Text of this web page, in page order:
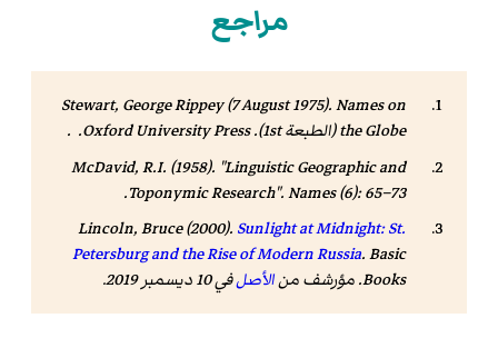
مراجع
Stewart, George Rippey (7 August 1975).Names on
the Globe(الطبعة 1st). Oxford University Press. .
McDavid, R.I. (1958). "Linguistic Geographic and
Toponymic Research".Names(6): 65–73.
Lincoln, Bruce (2000). Sunlight at Midnight: St.
Petersburg and the Rise of Modern Russia. Basic
Books. مؤرشف من
الأصلفي 10 ديسمبر 2019.